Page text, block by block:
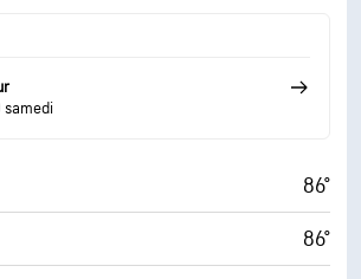
72° F
70 %
10 mi
samedi
86°
86°